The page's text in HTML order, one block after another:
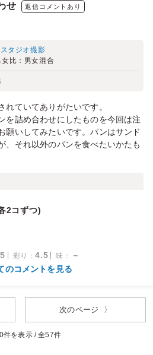
せ 返信コメントあり
スタジオ撮影
比： 男女混合
れていてありがたいです。
を詰め合わせにしたものを今回は注
願いしてみたいです。パンはサンド
、それ以外のパンを食べたいかたも
2コずつ)
彩り ：4.5 味 ：
－
のコメントを見る
次のページ 〉
件を表示 / 全57件